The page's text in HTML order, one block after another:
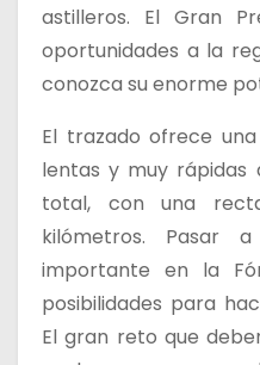
astilleros. El Gran
oportunidades a la
conozca su enorme
El trazado ofrece
lentas y muy rápidas
total, con una
kilómetros.
importante en la
posibilidades para
El gran reto que